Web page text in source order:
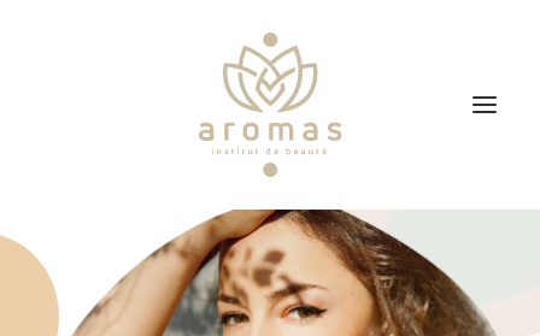
Soins
Je veux faire un bon cadeau